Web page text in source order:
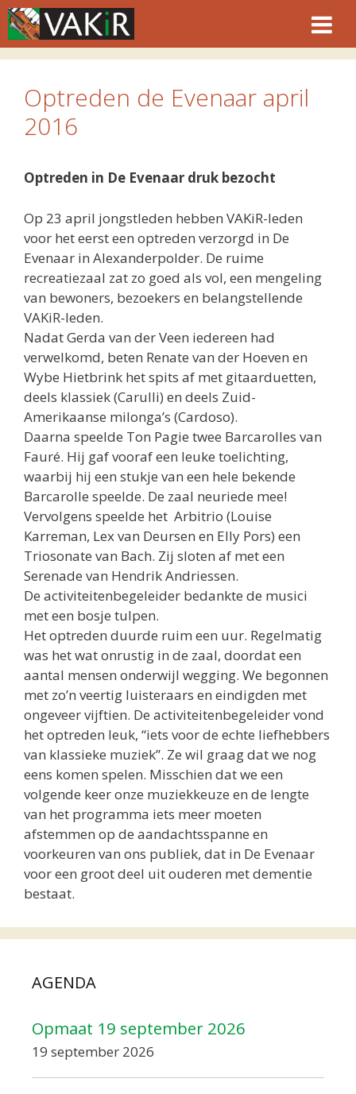
Ga
naar
de
Optreden de Evenaar april
2016
Optreden in De Evenaar druk bezocht
Op 23 april jongstleden hebben VAKiR-leden
voor het eerst een optreden verzorgd in De
Evenaar in Alexanderpolder. De ruime
recreatiezaal zat zo goed als vol, een mengeling
van bewoners, bezoekers en belangstellende
VAKiR-leden.
Nadat Gerda van der Veen iedereen had
verwelkomd, beten Renate van der Hoeven en
Wybe Hietbrink het spits af met gitaarduetten,
deels klassiek (Carulli) en deels Zuid-
Amerikaanse milonga’s (Cardoso).
Daarna speelde Ton Pagie twee Barcarolles van
Fauré. Hij gaf vooraf een leuke toelichting,
waarbij hij een stukje van een hele bekende
Barcarolle speelde. De zaal neuriede mee!
Vervolgens speelde het Arbitrio (Louise
Karreman, Lex van Deursen en Elly Pors) een
Triosonate van Bach. Zij sloten af met een
Serenade van Hendrik Andriessen.
De activiteitenbegeleider bedankte de musici
met een bosje tulpen.
Het optreden duurde ruim een uur. Regelmatig
was het wat onrustig in de zaal, doordat een
aantal mensen onderwijl wegging. We begonnen
met zo’n veertig luisteraars en eindigden met
ongeveer vijftien. De activiteitenbegeleider vond
het optreden leuk, “iets voor de echte liefhebbers
van klassieke muziek”. Ze wil graag dat we nog
eens komen spelen. Misschien dat we een
volgende keer onze muziekkeuze en de lengte
van het programma iets meer moeten
afstemmen op de aandachtsspanne en
voorkeuren van ons publiek, dat in De Evenaar
voor een groot deel uit ouderen met dementie
bestaat.
AGENDA
Opmaat 19 september 2026
19 september 2026